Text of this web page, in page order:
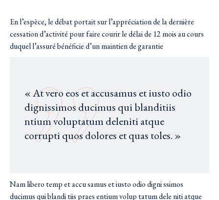
En l’espèce, le débat portait sur l’appréciation de la dernière
cessation d’activité pour faire courir le délai de 12 mois au cours
duquel l’assuré bénéficie d’un maintien de garantie
« At vero eos et accusamus et iusto odio
dignissimos ducimus qui blanditiis
ntium voluptatum deleniti atque
corrupti quos dolores et quas toles. »
Nam libero temp et accu samus et iusto odio digni ssimos
ducimus qui blandi tiis praes entium volup tatum dele niti atque